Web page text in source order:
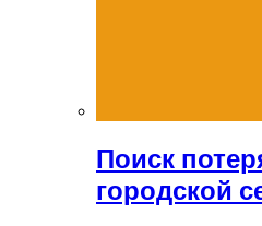
Поиск
городской